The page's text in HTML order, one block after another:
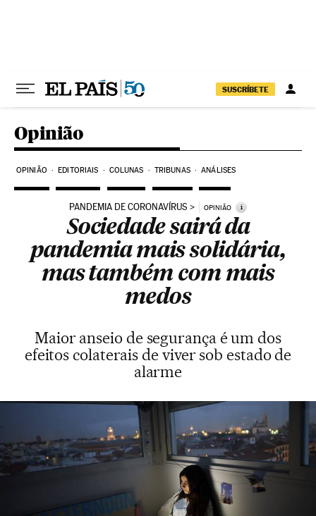
SUSCRÍBETE
Opinião
OPINIÃO EDITORIAIS COLUNAS TRIBUNAS ANÁLISES
PANDEMIA DE CORONAVÍRUS OPINIÃO i
Sociedade sairá da
pandemia mais solidária,
mas também com mais
medos
Maior anseio de segurança é um dos
efeitos colaterais de viver sob estado de
alarme